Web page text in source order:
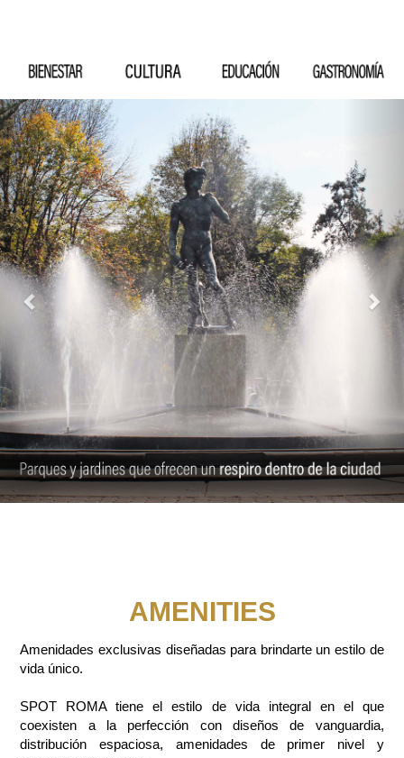
Previous
AMENITIES
Amenidades exclusivas diseñadas para brindarte un estilo de
vida único.
SPOT ROMA tiene el estilo de vida integral en el que
coexisten a la perfección con diseños de vanguardia,
distribución espaciosa, amenidades de primer nivel y